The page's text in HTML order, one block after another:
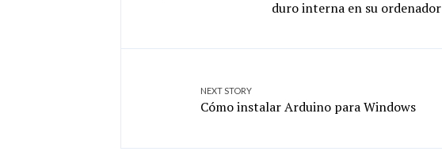
duro interna en su ordenador
NEXT STORY
Cómo instalar Arduino para Windows